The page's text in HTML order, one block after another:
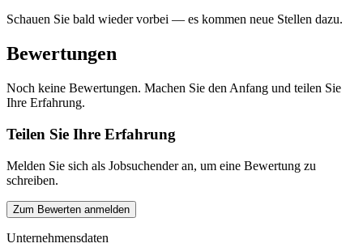
Schauen Sie bald wieder vorbei — es kommen neue Stellen dazu.
Bewertungen
Noch keine Bewertungen. Machen Sie den Anfang und teilen Sie
Ihre Erfahrung.
Teilen Sie Ihre Erfahrung
Melden Sie sich als Jobsuchender an, um eine Bewertung zu
schreiben.
Zum Bewerten anmelden
Unternehmensdaten